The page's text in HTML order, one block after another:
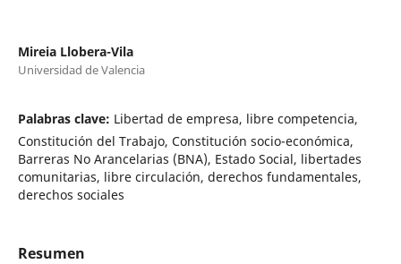
Mireia Llobera-Vila
Universidad de Valencia
Palabras clave: Libertad de empresa, libre competencia,
Constitución del Trabajo, Constitución socio-económica,
Barreras No Arancelarias (BNA), Estado Social, libertades
comunitarias, libre circulación, derechos fundamentales,
derechos sociales
Resumen